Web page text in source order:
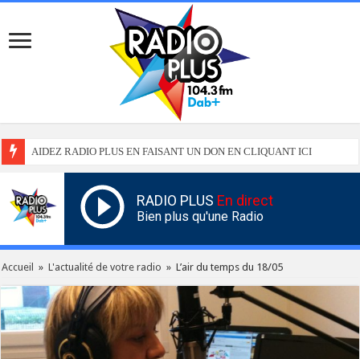
AIDEZ RADIO PLUS EN FAISANT UN DON EN CLIQUANT ICI
RADIO PLUS En direct
Bien plus qu'une Radio
Accueil » L'actualité de votre radio » L’air du temps du 18/05